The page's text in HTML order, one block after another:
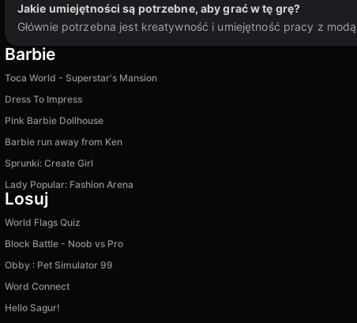
Jakie umiejętności są potrzebne, aby grać w tę grę?
Głównie potrzebna jest kreatywność i umiejętność pracy z
Barbie
Toca World - Superstar's Mansion
Dress To Impress
Pink Barbie Dollhouse
Barbie run away from Ken
Sprunki: Create Girl
Lady Popular: Fashion Arena
Losuj
World Flags Quiz
Block Battle - Noob vs Pro
Obby : Pet Simulator 99
Word Connect
Hello Sagur!